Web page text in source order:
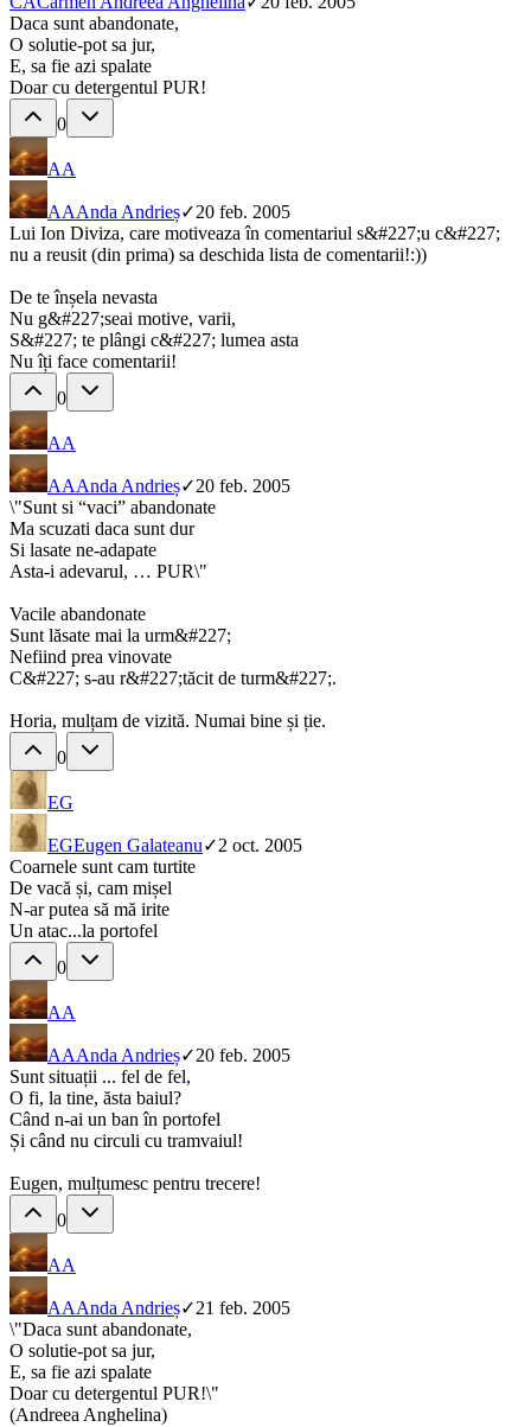
Daca sunt abandonate,
O solutie-pot sa jur,
E, sa fie azi spalate
Doar cu detergentul PUR!
0
AA
AAAnda Andrieș✓20 feb. 2005
Lui Ion Diviza, care motiveaza în comentariul s&#227;u c&#227;
nu a reusit (din prima) sa deschida lista de comentarii!:))
De te înșela nevasta
Nu g&#227;seai motive, varii,
S&#227; te plângi c&#227; lumea asta
Nu îți face comentarii!
0
AA
AAAnda Andrieș✓20 feb. 2005
\"Sunt si “vaci” abandonate
Ma scuzati daca sunt dur
Si lasate ne-adapate
Asta-i adevarul, … PUR\"
Vacile abandonate
Sunt lăsate mai la urm&#227;
Nefiind prea vinovate
C&#227; s-au r&#227;tăcit de turm&#227;.
Horia, mulțam de vizită. Numai bine și ție.
0
EG
EGEugen Galateanu✓2 oct. 2005
Coarnele sunt cam turtite
De vacă și, cam mișel
N-ar putea să mă irite
Un atac...la portofel
0
AA
AAAnda Andrieș✓20 feb. 2005
Sunt situații ... fel de fel,
O fi, la tine, ăsta baiul?
Când n-ai un ban în portofel
Și când nu circuli cu tramvaiul!
Eugen, mulțumesc pentru trecere!
0
AA
AAAnda Andrieș✓21 feb. 2005
\"Daca sunt abandonate,
O solutie-pot sa jur,
E, sa fie azi spalate
Doar cu detergentul PUR!\"
(Andreea Anghelina)